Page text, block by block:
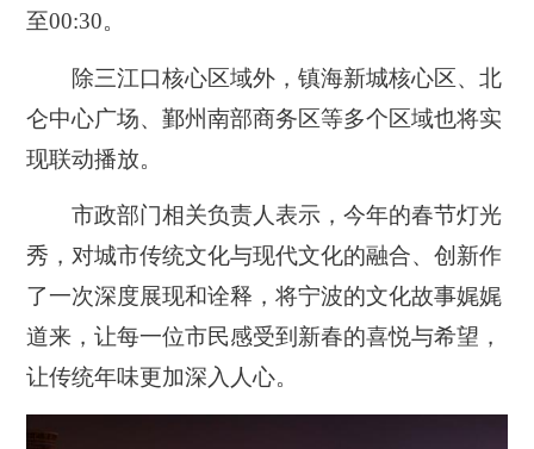
至00:30。
除三江口核心区域外，镇海新城核心区、北
仑中心广场、鄞州南部商务区等多个区域也将实
现联动播放。
市政部门相关负责人表示，今年的春节灯光
秀，对城市传统文化与现代文化的融合、创新作
了一次深度展现和诠释，将宁波的文化故事娓娓
道来，让每一位市民感受到新春的喜悦与希望，
让传统年味更加深入人心。